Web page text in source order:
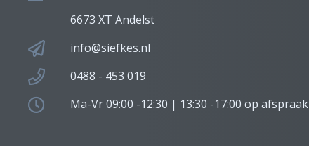
6673 XT Andelst
info@siefkes.nl
0488 - 453 019
Ma-Vr 09:00 -12:30 | 13:30 -17:00 op afspraak